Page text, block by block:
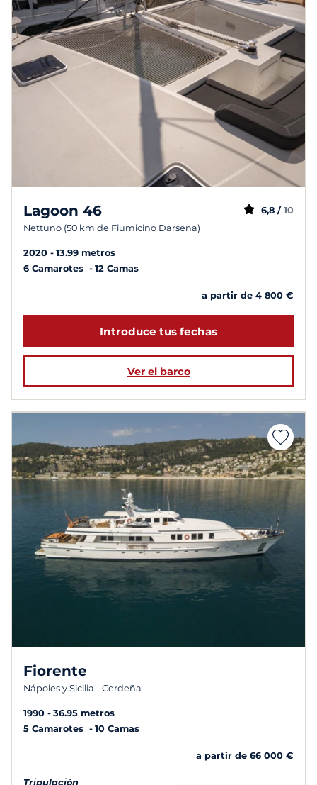
Lagoon 46
Nettuno (50 km de Fiumicino Darsena)
6,8 / 10
2020
13.99 metros
6 Camarotes
12 Camas
a partir de 4 800 €
Introduce tus fechas
Ver el barco
Fiorente
Nápoles y Sicilia - Cerdeña
1990
36.95 metros
5 Camarotes
10 Camas
a partir de 66 000 €
Tripulación